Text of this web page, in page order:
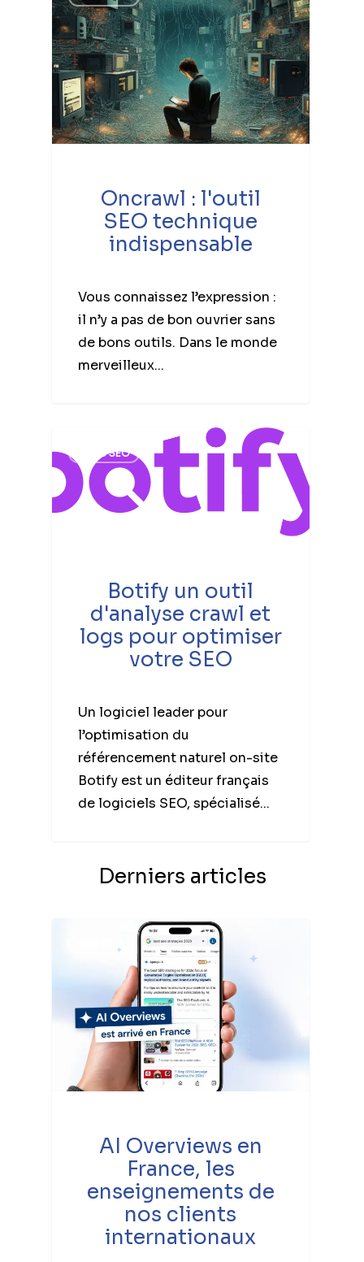
Oncrawl : l'outil
SEO technique
indispensable
Vous connaissez l’expression :
il n’y a pas de bon ouvrier sans
de bons outils. Dans le monde
merveilleux...
BLOG SEO
Botify un outil
d'analyse crawl et
logs pour optimiser
votre SEO
Un logiciel leader pour
l’optimisation du
référencement naturel on-site
Botify est un éditeur français
de logiciels SEO, spécialisé...
Derniers articles
AI Overviews en
France, les
enseignements de
nos clients
internationaux